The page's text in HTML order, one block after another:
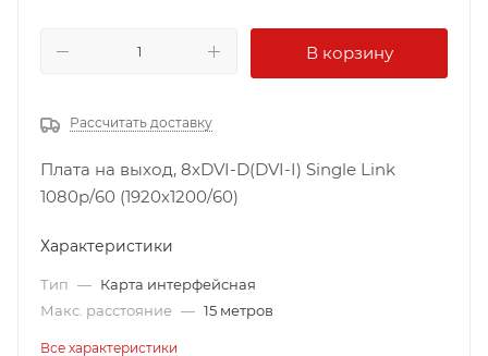
В корзину
Рассчитать доставку
Плата на выход, 8хDVI-D(DVI-I) Single Link
1080p/60 (1920х1200/60)
Характеристики
Тип — Карта интерфейсная
Макс. расстояние — 15 метров
Все характеристики